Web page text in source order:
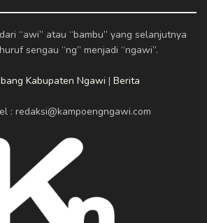
“awi” atau “bambu” yang selanjutnya
sengau “ng” menjadi “ngawi”.
Kabupaten Ngawi | Berita
: redaksi@kampoengngawi.com